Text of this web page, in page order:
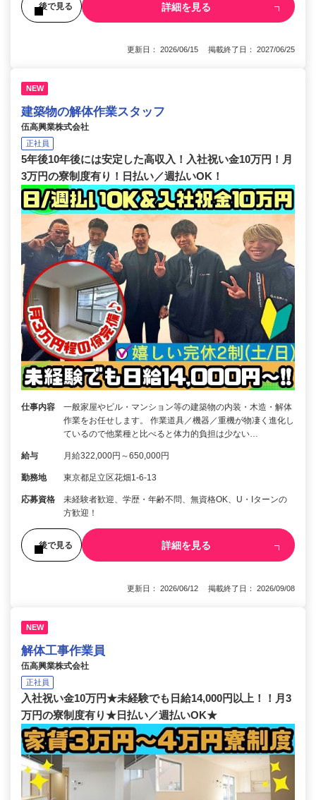
後で見る 詳細を見る
更新日： 2026/06/15 掲載終了日： 2027/06/25
NEW
建築物の解体作業スタッフ
伍高興業株式会社
正社員
5年後10年後には安定した高収入！入社祝い金10万円！月
3万円の寮制度有り！日払い／週払いOK！
仕事内容
一般家屋やビル・マンション等の建築物の内装・木造・解体
作業をお任せします。 作業道具／機器／重機が物凄く進化し
ているので他業種と比べると体力的負担は少ない…
給与 月給322,000円～650,000円
勤務地 東京都足立区花畑1-6-13
応募資格
未経験者歓迎、学歴・年齢不問、無資格OK、U・Iターンの
方歓迎！
後で見る 詳細を見る
更新日： 2026/06/12 掲載終了日： 2026/09/08
NEW
解体工事作業員
伍高興業株式会社
正社員
入社祝い金10万円★未経験でも日給14,000円以上！！月3
万円の寮制度有り★日払い／週払いOK★